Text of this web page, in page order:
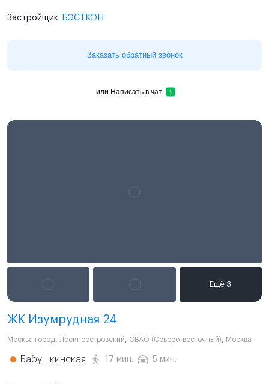
Застройщик: БЭСТКОН
Заказать обратный звонок
или Написать в чат
ЖК Изумрудная 24
Москва город, Лосиноостровский, СВАО (Северо-восточный), Москва
Бабушкинская 17 мин. 5 мин.